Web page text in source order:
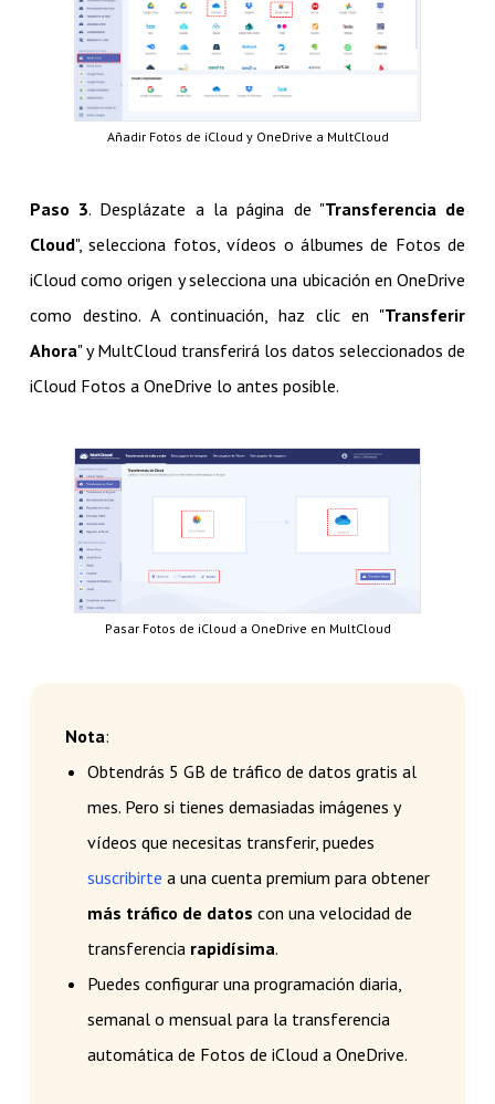
Añadir Fotos de iCloud y OneDrive a MultCloud
Paso 3. Desplázate a la página de "Transferencia de
Cloud", selecciona fotos, vídeos o álbumes de Fotos de
iCloud como origen y selecciona una ubicación en OneDrive
como destino. A continuación, haz clic en "Transferir
Ahora" y MultCloud transferirá los datos seleccionados de
iCloud Fotos a OneDrive lo antes posible.
Pasar Fotos de iCloud a OneDrive en MultCloud
Nota:
Obtendrás 5 GB de tráfico de datos gratis al
mes. Pero si tienes demasiadas imágenes y
vídeos que necesitas transferir, puedes
suscribirte a una cuenta premium para obtener
más tráfico de datos con una velocidad de
transferencia rapidísima.
Puedes configurar una programación diaria,
semanal o mensual para la transferencia
automática de Fotos de iCloud a OneDrive.